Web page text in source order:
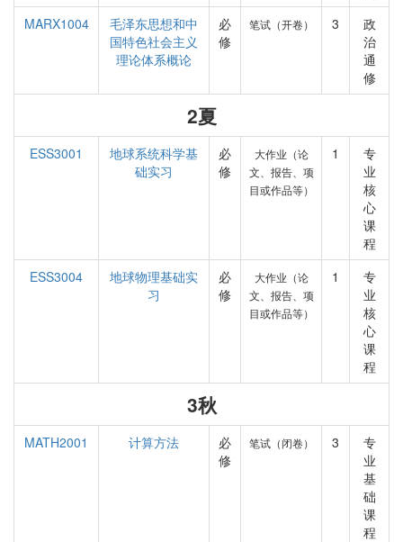
MARX1004
毛泽东思想和中
国特色社会主义
理论体系概论
必
修
笔试（开卷） 3
政
治
通
修
2夏
ESS3001
地球系统科学基
础实习
必
修
大作业（论
文、报告、项
目或作品等）
1
专
业
核
心
课
程
ESS3004
地球物理基础实
习
必
修
大作业（论
文、报告、项
目或作品等）
1
专
业
核
心
课
程
3秋
MATH2001 计算方法
必
修
笔试（闭卷） 3
专
业
基
础
课
程